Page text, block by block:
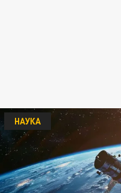
НАУКА